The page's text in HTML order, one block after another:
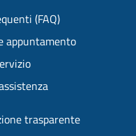
(FAQ)
appuntamento
trasparente